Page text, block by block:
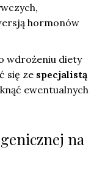
hormonów
wdrożeniu diety
się ze specjalistą
ewentualnych
na